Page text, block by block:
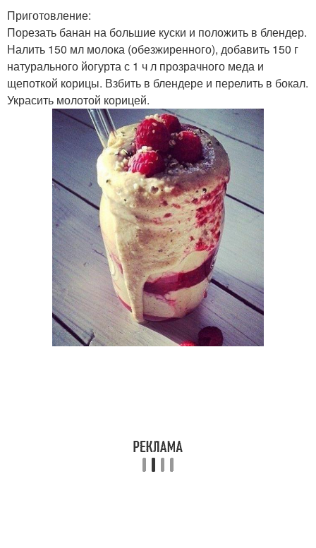
Протеиновый коктейль
Приготовление:
Порезать банан на большие куски и положить в блендер.
Налить 150 мл молока (обезжиренного), добавить 150 г
натурального йогурта с 1 ч л прозрачного меда и
щепоткой корицы. Взбить в блендере и перелить в бокал.
Украсить молотой корицей.